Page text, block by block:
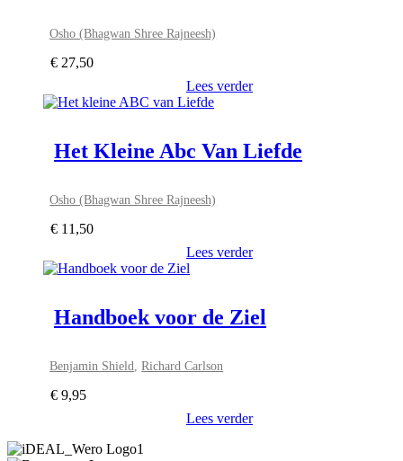
Osho (Bhagwan Shree Rajneesh)
€ 27,50
Lees verder
Het Kleine Abc Van Liefde
Osho (Bhagwan Shree Rajneesh)
€ 11,50
Lees verder
Handboek voor de Ziel
Benjamin Shield,Richard Carlson
€ 9,95
Lees verder